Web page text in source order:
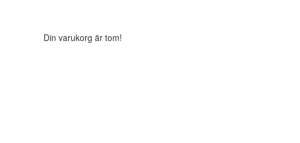
Din varukorg är tom!